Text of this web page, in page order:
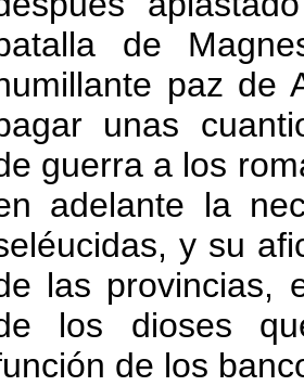
de
paz de
unas
guerra a los
adelante la
y su
las provincias,
los dioses
de los